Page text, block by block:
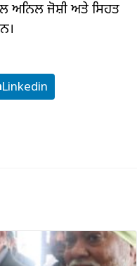
ਅਨਿਲ ਜੋਸ਼ੀ ਅਤੇ ਸਿਹਤ
Linkedin